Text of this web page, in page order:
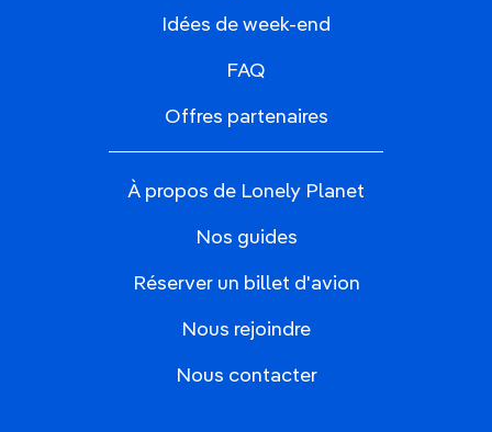
Idées de week-end
FAQ
Offres partenaires
À propos de Lonely Planet
Nos guides
Réserver un billet d'avion
Nous rejoindre
Nous contacter